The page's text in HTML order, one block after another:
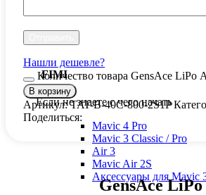
FIMI
Если не знаете с чего начать
Mavic 4 Pro
Mavic 3 Classic / Pro
Air 3
Mavic Air 2S
Аксессуары для Mavic
Нашли дешевле?
Количество товара GensAce LiPo
В корзину
Артикул:TAT-B-40C-800-2S1P
Поделиться:
GensAce